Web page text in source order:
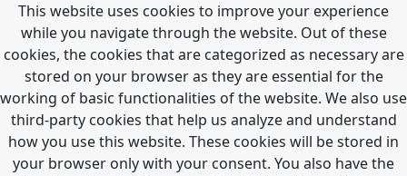
This website uses cookies to improve your experience
while you navigate through the website. Out of these
cookies, the cookies that are categorized as necessary are
stored on your browser as they are essential for the
working of basic functionalities of the website. We also use
third-party cookies that help us analyze and understand
how you use this website. These cookies will be stored in
your browser only with your consent. You also have the